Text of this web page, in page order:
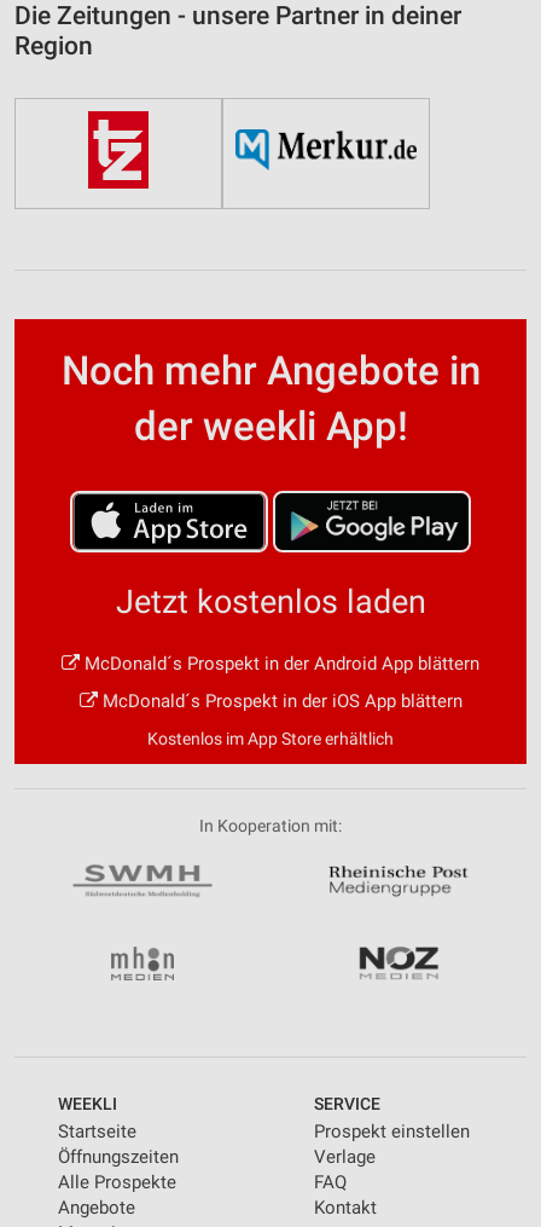
Die Zeitungen - unsere Partner in deiner
Region
Noch mehr Angebote in
der weekli App!
Jetzt kostenlos laden
McDonald´s Prospekt in der Android App blättern
McDonald´s Prospekt in der iOS App blättern
Kostenlos im App Store erhältlich
In Kooperation mit:
WEEKLI
Startseite
Öffnungszeiten
Alle Prospekte
Angebote
SERVICE
Prospekt einstellen
Verlage
FAQ
Kontakt